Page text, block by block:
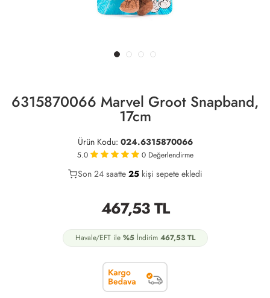
6315870066 Marvel Groot Snapband,
17cm
Ürün Kodu: 024.6315870066
5.0 0 Değerlendirme
18
Son 24 saatte 25kişi sepete ekledi
7
467,53TL
Havale/EFT ile %5İndirim 467,53TL